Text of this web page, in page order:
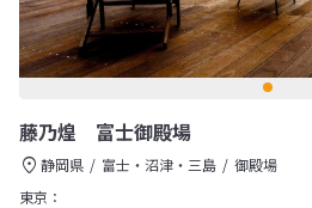
藤乃煌 富士御殿場
静岡県 富士・沼津・三島
御殿場
東京：